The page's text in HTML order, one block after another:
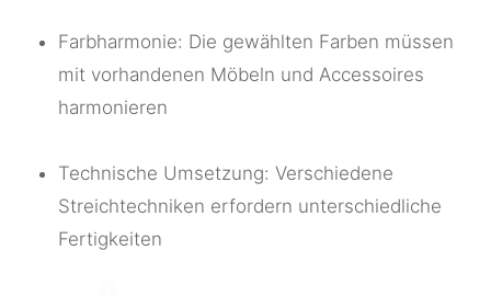
Farbharmonie: Die gewählten Farben müssen
mit vorhandenen Möbeln und Accessoires
harmonieren
Technische Umsetzung: Verschiedene
Streichtechniken erfordern unterschiedliche
Fertigkeiten